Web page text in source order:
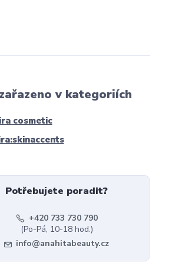
v kategoriích
cosmetic
Potřebujete poradit?
+420 733 730 790
(Po-Pá, 10-18 hod.)
info@anahitabeauty.cz